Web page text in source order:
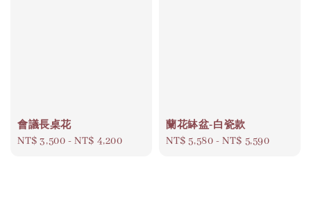
會議長桌花
Regular
NT$ 3,500 -NT$ 4,200
蘭花缽盆-白瓷款
Regular
NT$ 5,580 -NT$ 5,590